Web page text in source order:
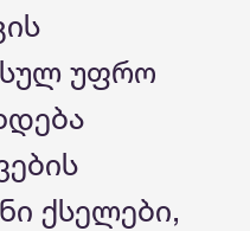
უფრო
ქსელები,